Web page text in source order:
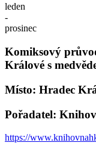
leden
-
prosinec
Komiksový
Králové s
Místo: Hradec
Pořadatel:
https://